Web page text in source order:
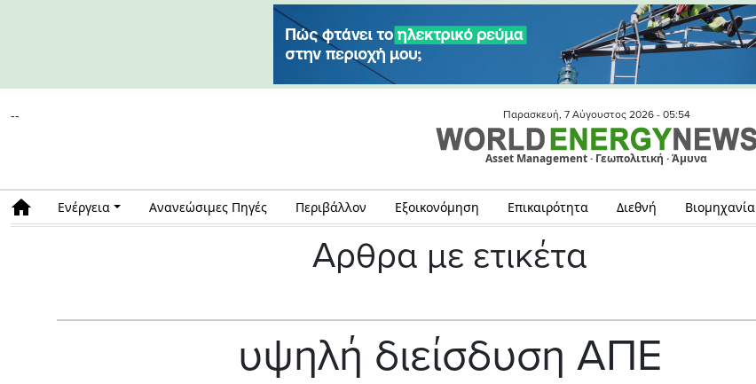
-- Παρασκευή, 7 Αύγουστος 2026 - 05:54
Asset Management · Γεωπολιτική · Άμυνα
Ενέργεια Ανανεώσιμες Πηγές Περιβάλλον Εξοικονόμηση Επικαιρότητα Διεθνή Βιομηχανία
Αρθρα με ετικέτα
υψηλή διείσδυση ΑΠΕ